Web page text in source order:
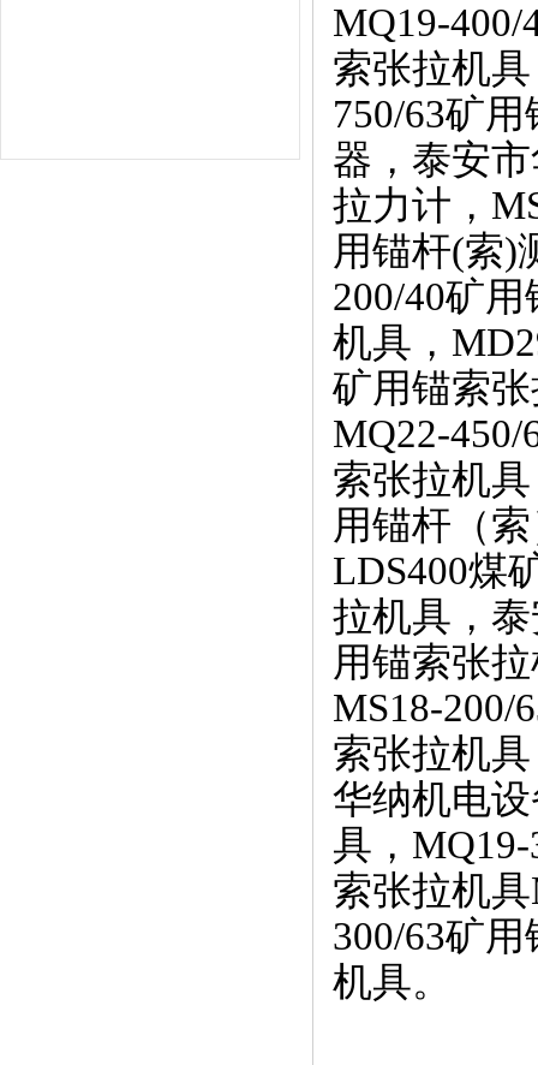
MQ19-
索张拉机
750/63矿
器，泰安
拉力计，
用锚杆(索)
200/40矿
机具，
矿用锚索
MQ22-
索张拉机
用锚杆（
LDS400煤
拉机具，
用锚索张
MS18-200/
索张拉机
华纳机电
具，
索张拉机
300/63矿
机具。